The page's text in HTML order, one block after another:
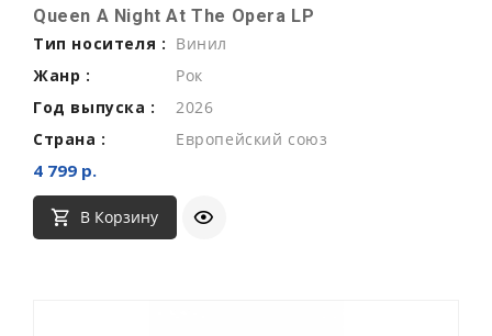
Queen A Night At The Opera LP
Тип носителя : Винил
Жанр :
Рок
Год выпуска :
2026
Страна :
Европейский союз
4 799 р.
В Корзину